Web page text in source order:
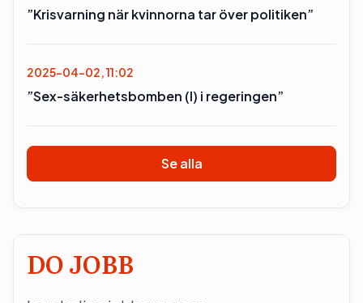
”Krisvarning när kvinnorna tar över politiken”
2025-04-02, 11:02
”Sex-säkerhetsbomben (l) i regeringen”
Se alla
DO JOBB